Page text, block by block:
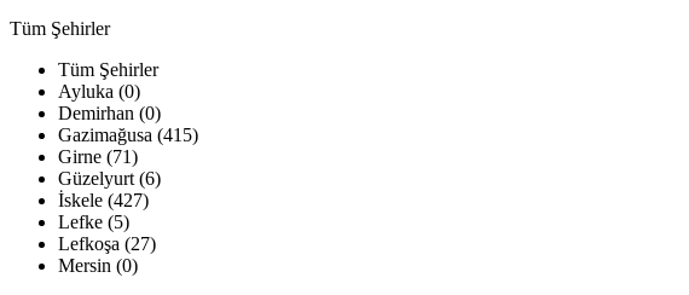
Tüm Şehirler
Tüm Şehirler
Ayluka (0)
Demirhan (0)
Gazimağusa (415)
Girne (71)
Güzelyurt (6)
İskele (427)
Lefke (5)
Lefkoşa (27)
Mersin (0)